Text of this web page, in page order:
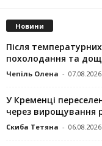
Новини
Після
похолодання та
Чепіль Олена - 07.08.2026
У Кременці
через вирощування
Скиба Тетяна - 06.08.2026